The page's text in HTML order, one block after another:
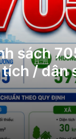
sách
/ dân